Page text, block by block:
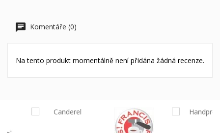
Komentáře (0)
Na tento produkt momentálně není přidána žádná recenze.